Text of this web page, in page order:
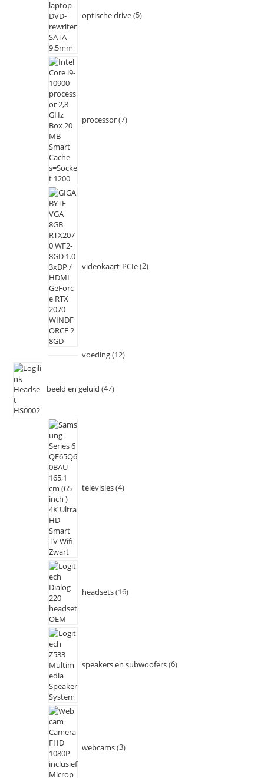
optische drive 5
processor 7
videokaart-PCIe 2
voeding 12
beeld en geluid 47
televisies 4
headsets 16
speakers en subwoofers 6
webcams 3